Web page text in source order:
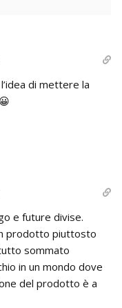
di mettere la
e future divise.
prodotto piuttosto
sommato
in un mondo dove
del prodotto è a